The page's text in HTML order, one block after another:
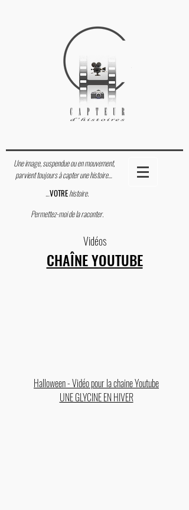
Une image, suspendue ou en mouvement,
parvient toujours à capter une histoire…
…VOTREhistoire.
Permettez-moi de la raconter.
Vidéos
CHAÎNE YOUTUBE
Halloween - Vidéo pour la chaine Youtube
UNE GLYCINE EN HIVER